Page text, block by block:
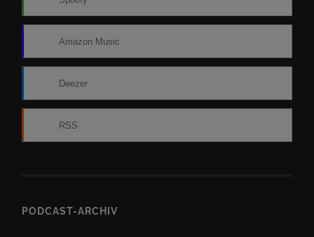
Amazon Music
Deezer
RSS
PODCAST-ARCHIV